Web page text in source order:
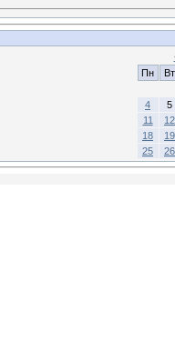
Пн
Вт
4
5
11
12
18
19
25
26